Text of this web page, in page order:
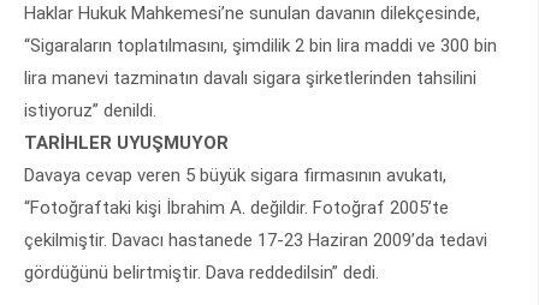
Haklar Hukuk Mahkemesi’ne sunulan davanın dilekçesinde,
“Sigaraların toplatılmasını, şimdilik 2 bin lira maddi ve 300 bin
lira manevi tazminatın davalı sigara şirketlerinden tahsilini
istiyoruz” denildi.
TARİHLER UYUŞMUYOR
Davaya cevap veren 5 büyük sigara firmasının avukatı,
“Fotoğraftaki kişi İbrahim A. değildir. Fotoğraf 2005’te
çekilmiştir. Davacı hastanede 17-23 Haziran 2009’da tedavi
gördüğünü belirtmiştir. Dava reddedilsin” dedi.